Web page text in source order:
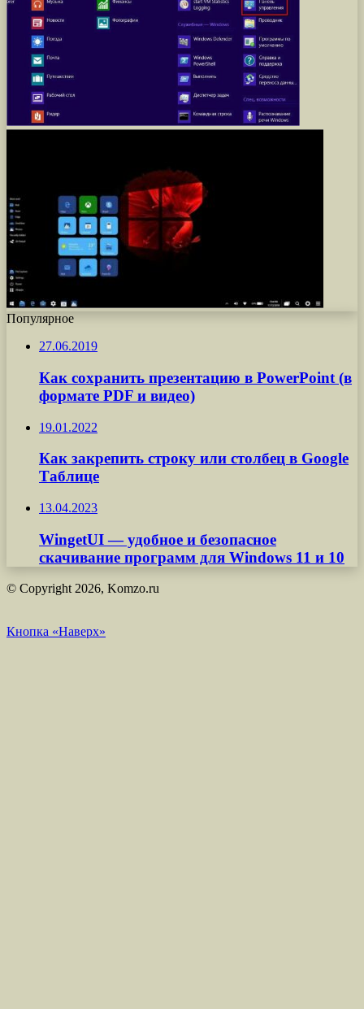
Популярное
27.06.2019
Как сохранить презентацию в PowerPoint (в
формате PDF и видео)
19.01.2022
Как закрепить строку или столбец в Google
Таблице
13.04.2023
WingetUI — удобное и безопасное
скачивание программ для Windows 11 и 10
© Copyright 2026, Komzo.ru
Кнопка «Наверх»